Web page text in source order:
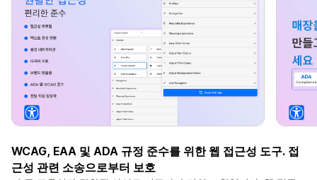
WCAG, EAA 및 ADA 규정 준수를 위한 웹 접근성 도구. 접
근성 관련 소송으로부터 보호